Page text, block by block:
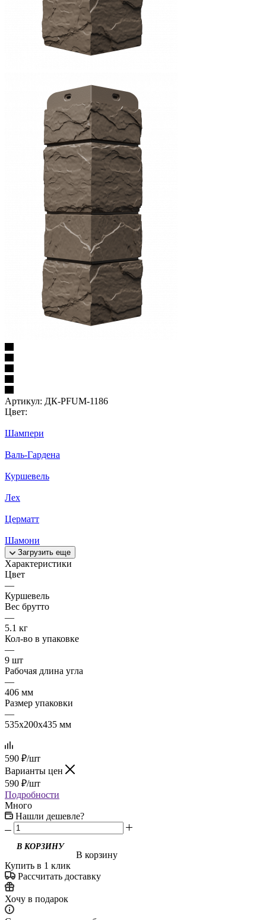
Артикул: ДК-PFUM-1186
Цвет:
Шампери
Валь-Гардена
Куршевель
Лех
Церматт
Шамони
Загрузить еще
Характеристики
Цвет
—
Куршевель
Вес брутто
—
5.1 кг
Кол-во в упаковке
—
9 шт
Рабочая длина угла
—
406 мм
Размер упаковки
—
535x200x435 мм
590 ₽/шт
Варианты цен
590 ₽/шт
Подробности
Много
Нашли дешевле?
В корзину
Купить в 1 клик
Рассчитать доставку
Хочу в подарок